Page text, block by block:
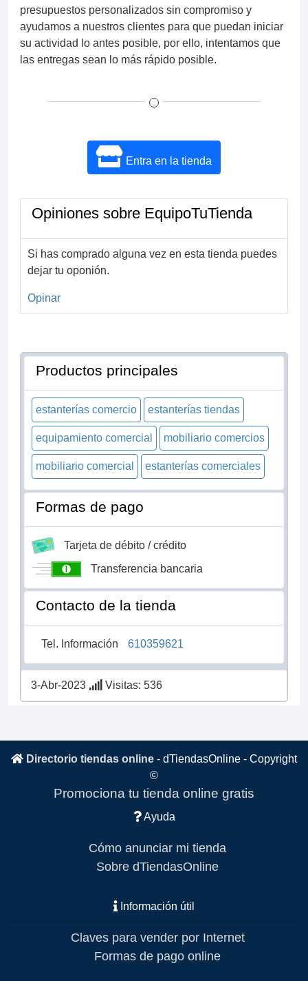
presupuestos personalizados sin compromiso y
ayudamos a nuestros clientes para que puedan iniciar
su actividad lo antes posible, por ello, intentamos que
las entregas sean lo más rápido posible.
Entra en la tienda
Opiniones sobre EquipoTuTienda
Si has comprado alguna vez en esta tienda puedes
dejar tu oponión.
Opinar
Productos principales
estanterías comercio estanterías tiendas
equipamiento comercial mobiliario comercios
mobiliario comercial estanterías comerciales
Formas de pago
Tarjeta de débito / crédito
Transferencia bancaria
Contacto de la tienda
Tel. Información 610359621
3-Abr-2023 Visitas: 536
Directorio tiendas online - dTiendasOnline - Copyright
©
Promociona tu tienda online gratis
Ayuda
Cómo anunciar mi tienda
Sobre dTiendasOnline
Información útil
Claves para vender por Internet
Formas de pago online